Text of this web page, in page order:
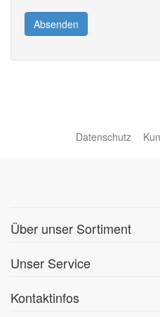
Absenden
Datenschutz
Über unser Sortiment
Unser Service
Kontaktinfos